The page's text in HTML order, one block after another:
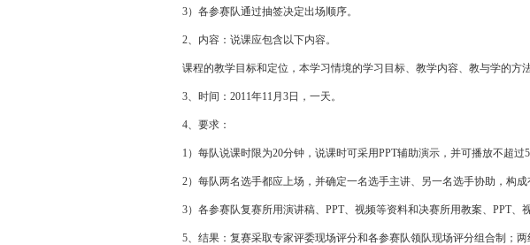
3）各参赛队通过抽签决定出场顺序。
2、内容：说课应包含以下内容。
课程的教学目标和定位，本学习情境的学习目标、教学内容、教与学的方
3、时间：2011年11月3日，一天。
4、要求：
1）每队说课时限为20分钟，说课时可采用PPT辅助演示，并可播放不超过5
2）每队两名选手都应上场，并确定一名选手主讲、另一名选手协助，构成
3）各参赛队复赛所用演讲稿、PPT、视频等资料和决赛所用教案、PPT、
5、结果：复赛采取专家评委现场评分和各参赛队领队现场评分组合制；两